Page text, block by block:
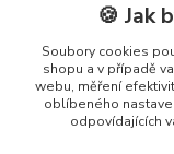
+420 481 621 329
centraly@enhlava.cz
🍪 Jak
Soubory cookies
shopu a v případě
webu, měření
oblíbeného
odpovídajících